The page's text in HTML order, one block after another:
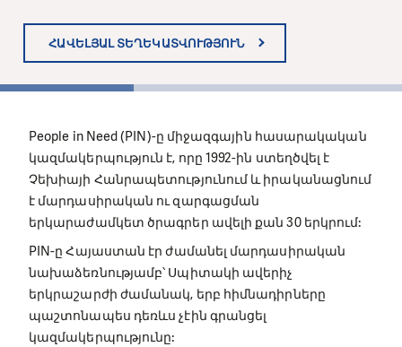
ՀԱՎԵԼՅԱԼ ՏԵՂԵԿԱՏՎՈՒԹՅՈՒՆ
ՀԱՎԵԼՅԱԼ ՏԵՂԵԿԱՏՎՈՒԹՅՈՒՆ
ՀԱՎԵԼՅԱԼ ՏԵՂԵԿԱՏՎՈՒԹՅՈՒՆ
1
People in Need (PIN)-ը միջազգային հասարակական
կազմակերպություն է, որը 1992-ին ստեղծվել է
Չեխիայի Հանրապետությունում և իրականացնում
է մարդասիրական ու զարգացման
երկարաժամկետ ծրագրեր ավելի քան 30 երկրում:
PIN-ը Հայաստան էր ժամանել մարդասիրական
նախաձեռնությամբ՝ Սպիտակի ավերիչ
երկրաշարժի ժամանակ, երբ հիմնադիրները
պաշտոնապես դեռևս չէին գրանցել
կազմակերպությունը: